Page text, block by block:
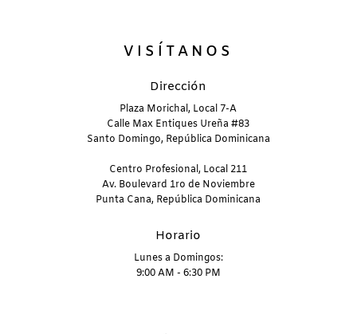
VISÍTANOS
Dirección
Plaza Morichal, Local 7-A
Calle Max Entiques Ureña #83
Santo Domingo, República Dominicana
Centro Profesional, Local 211
Av. Boulevard 1ro de Noviembre
Punta Cana, República Dominicana
Horario
Lunes a Domingos:
9:00 AM - 6:30 PM